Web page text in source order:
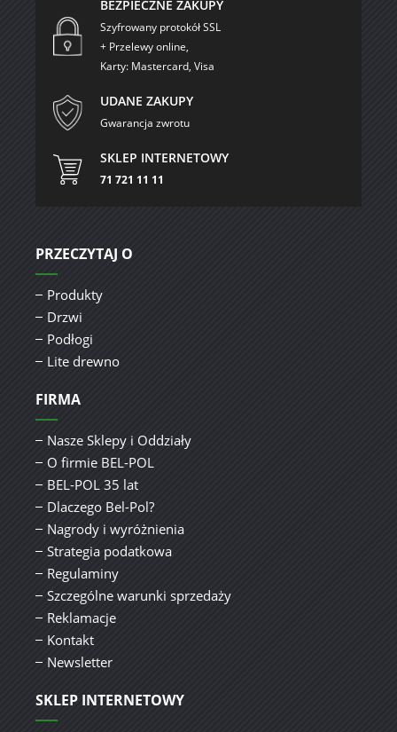
BEZPIECZNE ZAKUPY
Szyfrowany protokół SSL
+ Przelewy online,
Karty: Mastercard, Visa
UDANE ZAKUPY
Gwarancja zwrotu
SKLEP INTERNETOWY
71 721 11 11
PRZECZYTAJ O
Produkty
Drzwi
Podłogi
Lite drewno
FIRMA
Nasze Sklepy i Oddziały
O firmie BEL-POL
BEL-POL 35 lat
Dlaczego Bel-Pol?
Nagrody i wyróżnienia
Strategia podatkowa
Regulaminy
Szczególne warunki sprzedaży
Reklamacje
Kontakt
Newsletter
SKLEP INTERNETOWY